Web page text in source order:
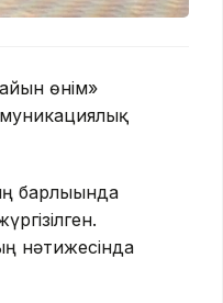
өнім»
барлығында
нәтижесінда